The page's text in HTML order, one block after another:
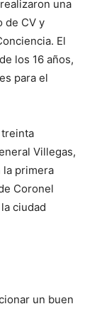
una
de CV y
El
los 16 años,
para el
treinta
Villegas,
la primera
Coronel
ciudad
un buen